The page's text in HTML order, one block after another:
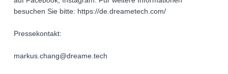
besuchen Sie bitte: https://de.dreametech.com/
Pressekontakt:
markus.chang@dreame.tech